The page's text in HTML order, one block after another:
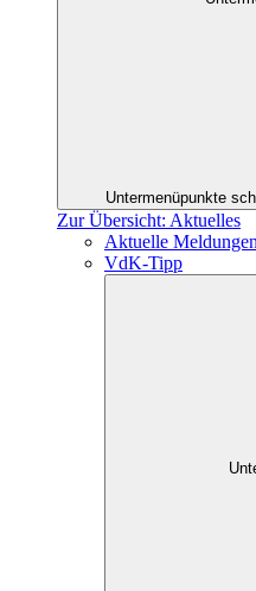
Untermenüpunkte
Zur Übersicht: Aktuelles
Aktuelle Meldungen
VdK-Tipp